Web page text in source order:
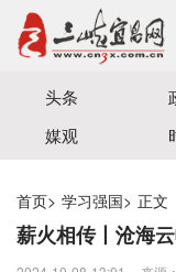
宜昌三峡融媒体中
头条
媒观
首页> 学习强国> 正文
薪火相传丨沧海